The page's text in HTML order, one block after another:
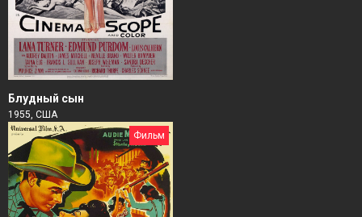
Блудный сын
1955, США
Фильм